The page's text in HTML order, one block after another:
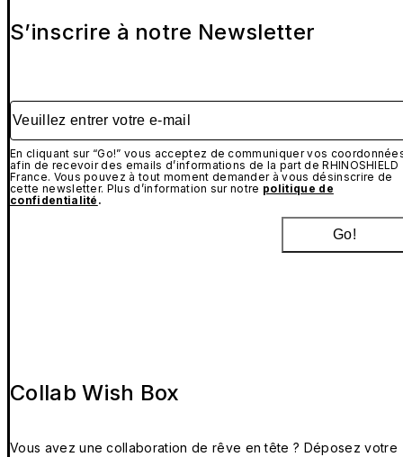
S’inscrire à notre Newsletter
Veuillez entrer votre e-mail
En cliquant sur “Go!” vous acceptez de communiquer vos
afin de recevoir des emails d’informations de la part de RHINOSHIELD
France. Vous pouvez à tout moment demander à vous désinscrire de
cette newsletter. Plus d’information sur notre politique de
confidentialité .
Go!
Collab Wish Box
Vous avez une collaboration de rêve en tête ? Déposez votre